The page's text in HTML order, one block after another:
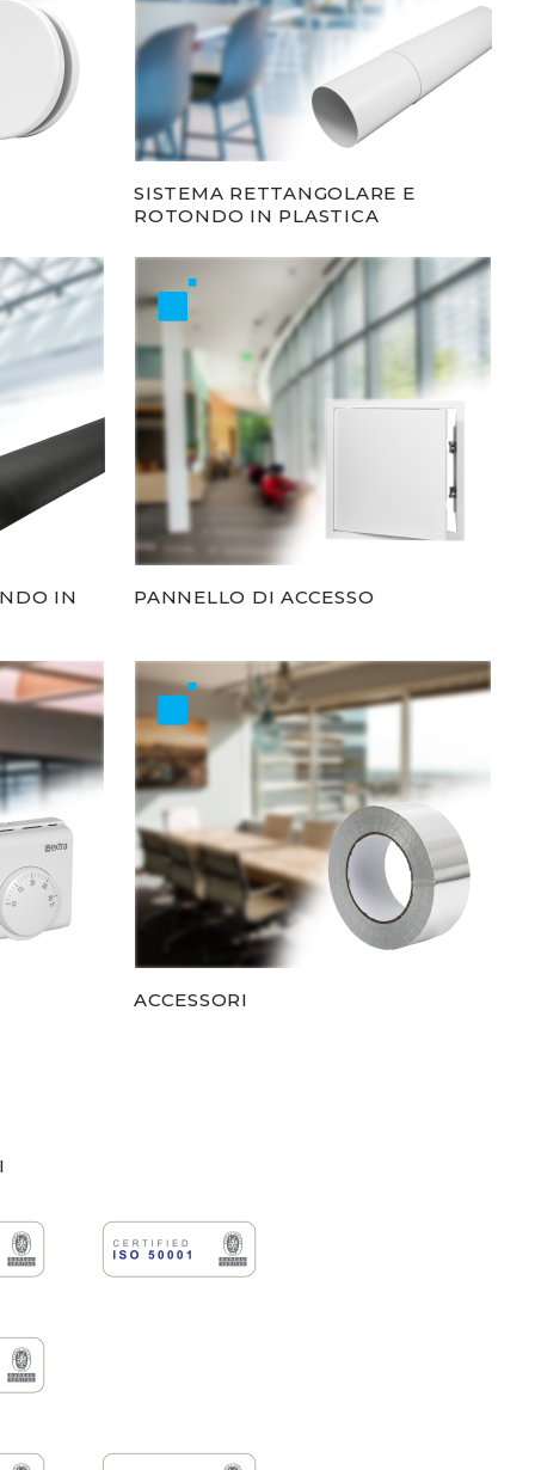
SISTEMA RETTANGOLARE E
ROTONDO IN PLASTICA
IN PANNELLO DI ACCESSO
ACCESSORI